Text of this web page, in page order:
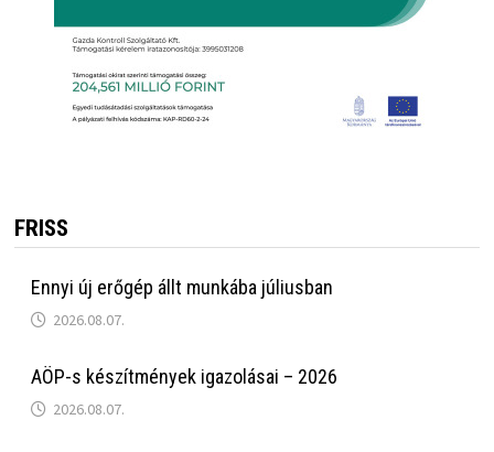
FRISS
Ennyi új erőgép állt munkába júliusban
2026.08.07.
AÖP-s készítmények igazolásai – 2026
2026.08.07.